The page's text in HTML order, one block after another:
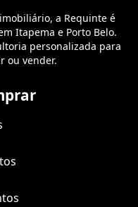
a Requinte é
Itapema e Porto Belo.
personalizada para
ou vender.